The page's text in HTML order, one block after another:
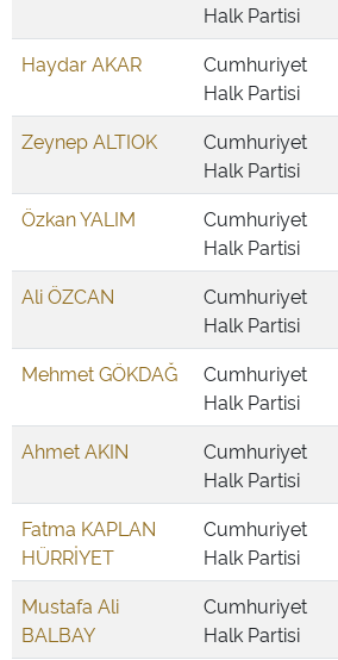
Halk Partisi
Haydar AKAR
Cumhuriyet
Halk Partisi
Zeynep ALTIOK
Cumhuriyet
Halk Partisi
Özkan YALIM
Cumhuriyet
Halk Partisi
Ali ÖZCAN
Cumhuriyet
Halk Partisi
Mehmet GÖKDAĞ
Cumhuriyet
Halk Partisi
Ahmet AKIN
Cumhuriyet
Halk Partisi
Fatma KAPLAN
HÜRRİYET
Cumhuriyet
Halk Partisi
Mustafa Ali
BALBAY
Cumhuriyet
Halk Partisi